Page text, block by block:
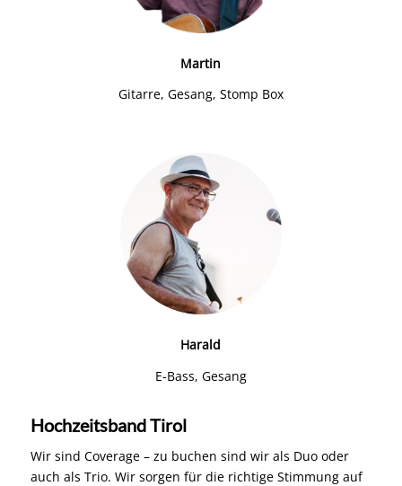
Martin
Gitarre, Gesang, Stomp Box
Harald
E-Bass, Gesang
Hochzeitsband Tirol
Wir sind Coverage – zu buchen sind wir als Duo oder
auch als Trio. Wir sorgen für die richtige Stimmung auf